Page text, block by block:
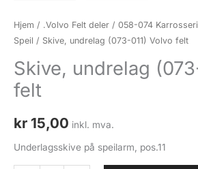
Hjem / .Volvo Felt deler / 058-074
Speil / Skive, undrelag (073-011) Volvo felt
Skive, undrelag
felt
kr 15,00 inkl. mva.
Underlagsskive på speilarm, pos.11